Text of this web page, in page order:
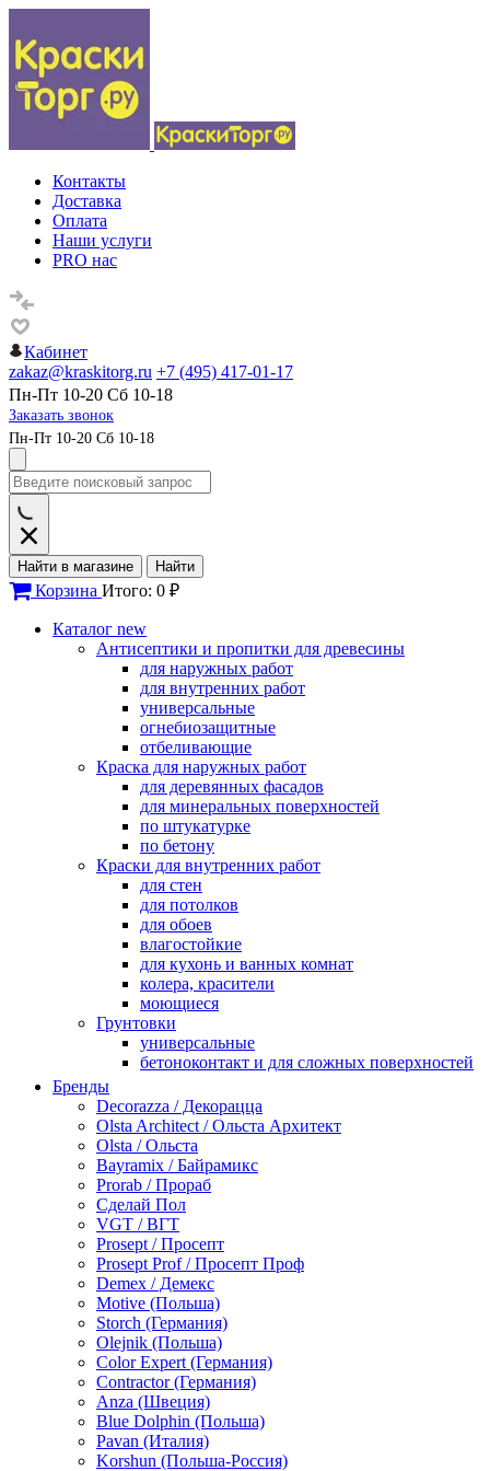
Контакты
Доставка
Оплата
Наши услуги
PRO нас
Кабинет
zakaz@kraskitorg.ru +7 (495) 417-01-17
Пн-Пт 10-20 Сб 10-18
Заказать звонок
Пн-Пт 10-20 Сб 10-18
Найти в магазине Найти
Корзина Итого: 0 ₽
Каталог new
Антисептики и пропитки для древесины
для наружных работ
для внутренних работ
универсальные
огнебиозащитные
отбеливающие
Краска для наружных работ
для деревянных фасадов
для минеральных поверхностей
по штукатурке
по бетону
Краски для внутренних работ
для стен
для потолков
для обоев
влагостойкие
для кухонь и ванных комнат
колера, красители
моющиеся
Грунтовки
универсальные
бетоноконтакт и для сложных поверхностей
по металлу
антикорозийные
под декоративные штукатурки
для гипсокартона
под штукатурку
Герметик
акриловые
силиконовые универсальные, нейтральные
силиконовые санитарные (антигрибковые)
шовные для срубов
для кровли
для каминов
полиуретановые
Декоративные штукатурки и краски
краски для декора, патина
мокрый шелк
венецианские (эффект мрамора)
песок (эффект песчаных вихрей)
декоративная шпаклевка
Бренды
Decorazza / Декорацца
Olsta Architect / Ольста Архитект
Olsta / Ольста
Bayramix / Байрамикс
Prorab / Прораб
Сделай Пол
VGT / ВГТ
Prosept / Просепт
Prosept Prof / Просепт Проф
Demex / Демекс
Motive (Польша)
Storch (Германия)
Olejnik (Польша)
Color Expert (Германия)
Contractor (Германия)
Anza (Швеция)
Blue Dolphin (Польша)
Pavan (Италия)
Korshun (Польша-Россия)